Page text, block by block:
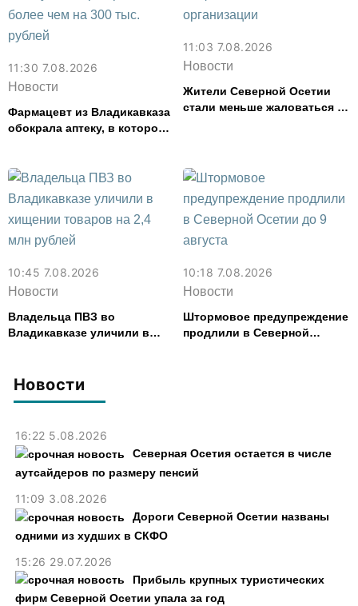
Новости
16:22 5.08.2026
Северная Осетия остается в числе
аутсайдеров по размеру пенсий
11:09 3.08.2026
Дороги Северной Осетии названы
одними из худших в СКФО
15:26 29.07.2026
Прибыль крупных туристических
фирм Северной Осетии упала за год
11:30 7.08.2026
Новости
Фармацевт из Владикавказа
обокрала аптеку, в которой
11:03 7.08.2026
Новости
Жители Северной Осетии
стали меньше жаловаться на
10:45 7.08.2026
Новости
Владельца ПВЗ во
Владикавказе уличили в
10:18 7.08.2026
Новости
Штормовое предупреждение
продлили в Северной